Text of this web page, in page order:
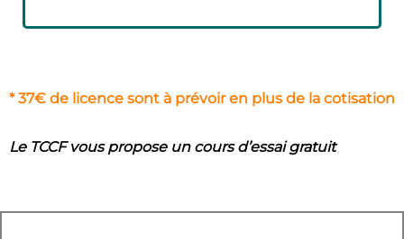
* 37€ de licence sont à prévoir en plus de la cotisation
Le TCCF vous propose un cours d’essai gratuit